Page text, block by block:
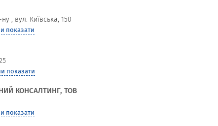
ну , вул. Київська, 150
показати
показати
КОНСАЛТИНГ, ТОВ
показати